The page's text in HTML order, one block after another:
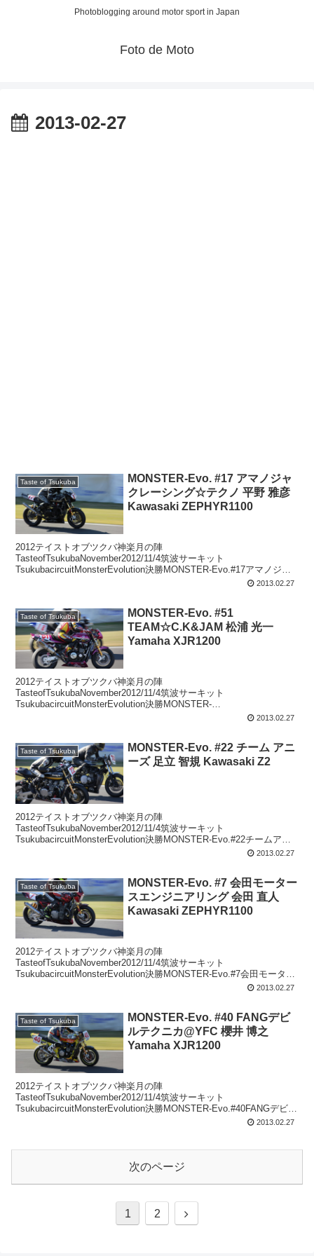
Photoblogging around motor sport in Japan
Foto de Moto
2013-02-27
Taste of Tsukuba
MONSTER-Evo. #17 アマノジャ
クレーシング☆テクノ 平野 雅彦
Kawasaki ZEPHYR1100
2012テイストオブツクバ神楽月の陣
TasteofTsukubaNovember2012/11/4筑波サーキット
TsukubacircuitMonsterEvolution決勝MONSTER-Evo.#17アマノジャ
2013.02.27
Taste of Tsukuba
MONSTER-Evo. #51
TEAM☆C.K&JAM 松浦 光一
Yamaha XJR1200
2012テイストオブツクバ神楽月の陣
TasteofTsukubaNovember2012/11/4筑波サーキット
TsukubacircuitMonsterEvolution決勝MONSTER-
2013.02.27
Taste of Tsukuba
MONSTER-Evo. #22 チーム アニ
ーズ 足立 智規 Kawasaki Z2
2012テイストオブツクバ神楽月の陣
TasteofTsukubaNovember2012/11/4筑波サーキット
TsukubacircuitMonsterEvolution決勝MONSTER-Evo.#22チームアニ
2013.02.27
Taste of Tsukuba
MONSTER-Evo. #7 会田モーター
スエンジニアリング 会田 直人
Kawasaki ZEPHYR1100
2012テイストオブツクバ神楽月の陣
TasteofTsukubaNovember2012/11/4筑波サーキット
TsukubacircuitMonsterEvolution決勝MONSTER-Evo.#7会田モーター
2013.02.27
Taste of Tsukuba
MONSTER-Evo. #40 FANGデビ
ルテクニカ@YFC 櫻井 博之
Yamaha XJR1200
2012テイストオブツクバ神楽月の陣
TasteofTsukubaNovember2012/11/4筑波サーキット
TsukubacircuitMonsterEvolution決勝MONSTER-Evo.#40FANGデビル
2013.02.27
次のページ
1 2
次